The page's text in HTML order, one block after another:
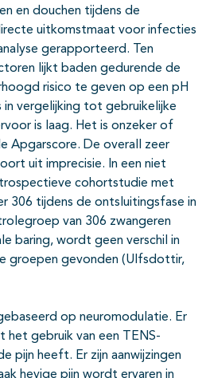
en douchen tijdens de
uitkomstmaat voor infecties
gerapporteerd. Ten
lijkt baden gedurende de
risico te geven op een pH
in vergelijking tot gebruikelijke
is laag. Het is onzeker of
Apgarscore. De overall zeer
uit imprecisie. In een niet
cohortstudie met
306 tijdens de ontsluitingsfase in
van 306 zwangeren
baring, wordt geen verschil in
groepen gevonden (Ulfsdottir,
op neuromodulatie. Er
het gebruik van een TENS-
pijn heeft. Er zijn aanwijzingen
hevige pijn wordt ervaren in